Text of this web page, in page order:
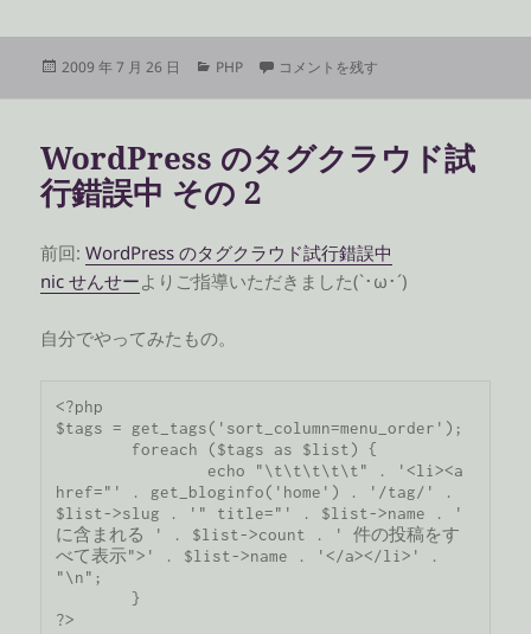
投
2009 年 7 月 26 日
カ
ー
PHP echo の書き方 に
コメントを残す
WordPress のタグクラウド試
行錯誤中 その 2
前回:WordPress のタグクラウド試行錯誤中
nic せんせーよりご指導いただきました(`･ω･´)
自分でやってみたもの。
<?php
$tags = get_tags('sort_column=menu_order');
		echo "\t\t\t\t\t" . '<li><a
href="' . get_bloginfo('home') . '/tag/' .
$list->slug . '" title="' . $list->name . '
に含まれる ' . $list->count . ' 件の投稿をす
べて表示">' . $list->name . '</a></li>' .
"\n";
?>